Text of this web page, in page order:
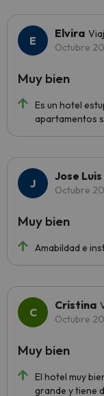
Elvira
Octubre
Es un hotel
apartamentos
Muy bien
Jose Luis
Octubre
Amabildad e
Muy bien
Cristina
Octubre
El hotel muy
grande y tiene
Muy bien